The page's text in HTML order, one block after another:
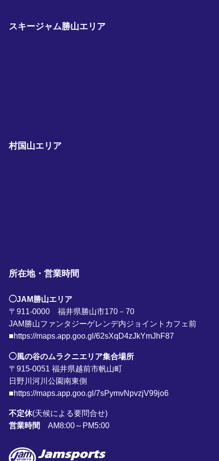
スキージャム勝山エリア
村国山エリア
所在地・営業時間
◯JAM勝山エリア
〒911-0000 福井県勝山市170－70
JAM勝山ファンタジーゲレンデ内ジョイントカフェ前
■https://maps.app.goo.gl/62sXqD4zJkYmJhF87
◯風の谷のムラクニエリア集合場所
〒915-0051 福井県越前市帆山町
日野川河川公園南東側
■https://maps.app.goo.gl/7sPymvNpvzjV99jo6
不定休(天候による要問合せ)
営業時間
AM8:00～PM5:00